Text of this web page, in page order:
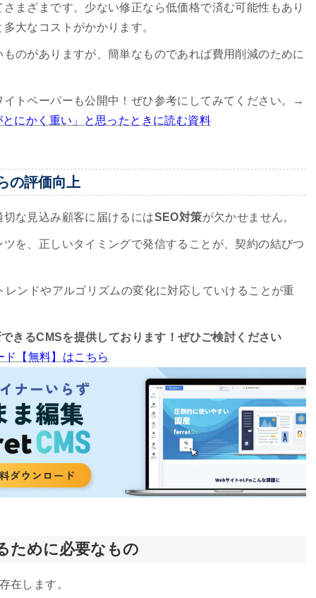
まざまです。少ない修正なら低価格で済む可能性もあり
大なコストがかかります。
のがありますが、簡単なものであれば費用削減のために
トペーパーも公開中！ぜひ参考にしてみてください。→
にかく重い」と思ったときに読む資料
の評価向上
な見込み顧客に届けるにはSEO対策が欠かせません。
を、正しいタイミングで発信することが、契約の結びつ
ンドやアルゴリズムの変化に対応していけることが重
きるCMSを提供しております！ぜひご検討ください
【無料】はこちら
ために必要なもの
在します。